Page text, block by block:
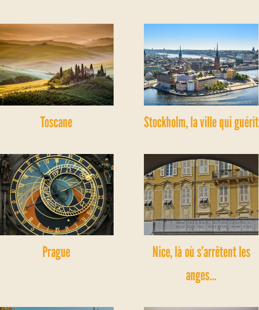
Toscane Stockholm, la ville qui guérit
Prague
Nice, là où s’arrêtent les
anges…